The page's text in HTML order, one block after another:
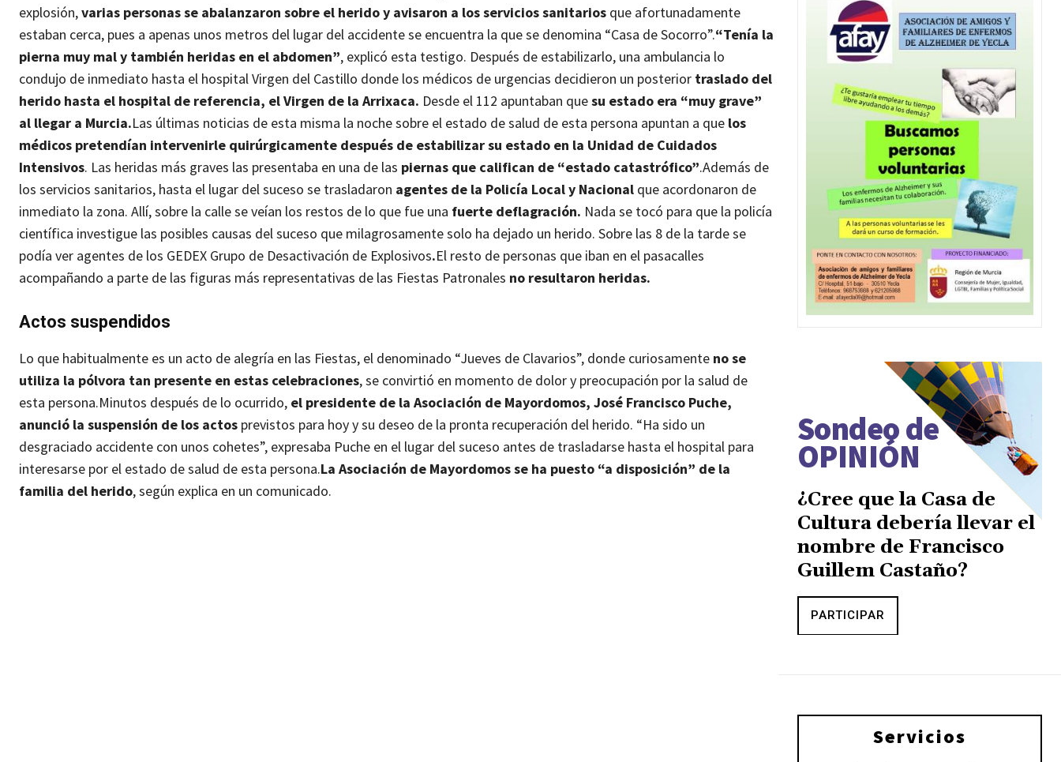
explosión,varias personas se abalanzaron sobre el herido y avisaron a los servicios sanitarios que afortunadamente
estaban cerca, pues a apenas unos metros del lugar del accidente se encuentra la que se denomina “Casa de Socorro”.“Tenía la
pierna muy mal y también heridas en el abdomen”, explicó esta testigo. Después de estabilizarlo, una ambulancia lo
condujo de inmediato hasta el hospital Virgen del Castillo donde los médicos de urgencias decidieron un posterior traslado del
herido hasta el hospital de referencia, el Virgen de la Arrixaca. Desde el 112 apuntaban quesu estado era “muy grave”
al llegar a Murcia.Las últimas noticias de esta misma la noche sobre el estado de salud de esta persona apuntan a que los
médicos pretendían intervenirle quirúrgicamente después de estabilizar su estado en la Unidad de Cuidados
Intensivos. Las heridas más graves las presentaba en una de las piernas que califican de “estado catastrófico”.Además de
los servicios sanitarios, hasta el lugar del suceso se trasladaron agentes de la Policía Local y Nacional que acordonaron de
inmediato la zona. Allí, sobre la calle se veían los restos de lo que fue una fuerte deflagración. Nada se tocó para que la policía
científica investigue las posibles causas del suceso que milagrosamente solo ha dejado un herido. Sobre las 8 de la tarde se
podía ver agentes de los GEDEX Grupo de Desactivación de Explosivos.El resto de personas que iban en el pasacalles
acompañando a parte de las figuras más representativas de las Fiestas Patronales no resultaron heridas.
Actos suspendidos
Lo que habitualmente es un acto de alegría en las Fiestas, el denominado “Jueves de Clavarios”, donde curiosamente no se
utiliza la pólvora tan presente en estas celebraciones, se convirtió en momento de dolor y preocupación por la salud de
esta persona.Minutos después de lo ocurrido, el presidente de la Asociación de Mayordomos, José Francisco Puche,
anunció la suspensión de los actos previstos para hoy y su deseo de la pronta recuperación del herido. “Ha sido un
desgraciado accidente con unos cohetes”, expresaba Puche en el lugar del suceso antes de trasladarse hasta el hospital para
interesarse por el estado de salud de esta persona.La Asociación de Mayordomos se ha puesto “a disposición” de la
familia del herido, según explica en un comunicado.
Sondeo de
OPINIÓN
¿Cree que la Casa de
Cultura debería llevar el
nombre de Francisco
Guillem Castaño?
PARTICIPAR
Servicios